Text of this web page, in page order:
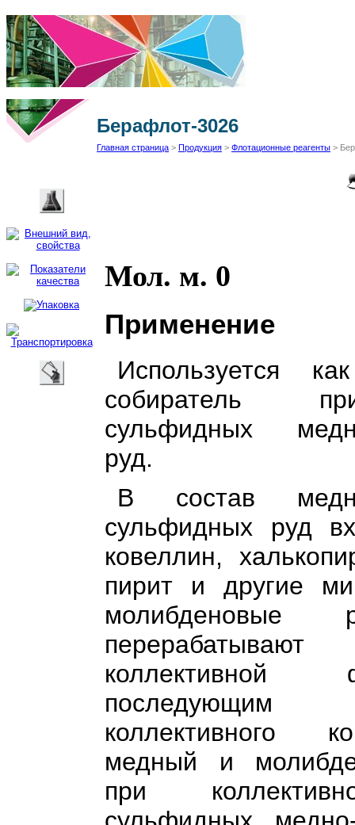
Берафлот-3026
Главная страница > Продукция > Флотационные реагенты >
Мол. м. 0
Применение
Используется
собиратель
сульфидных
руд.
В состав
сульфидных руд
ковеллин,
пирит и другие
молибденовые
последующим
коллективного
медный и
при